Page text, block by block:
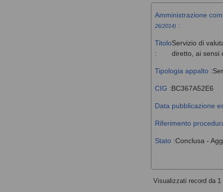
Amministrazione
26/2014) :
Titolo
:
Servizio di
diretto, ai sensi
Tipologia appalto :
CIG :BC367A52E6
Data pubblicazione
Riferimento
Stato :Conclusa -
Visualizzati record da 1